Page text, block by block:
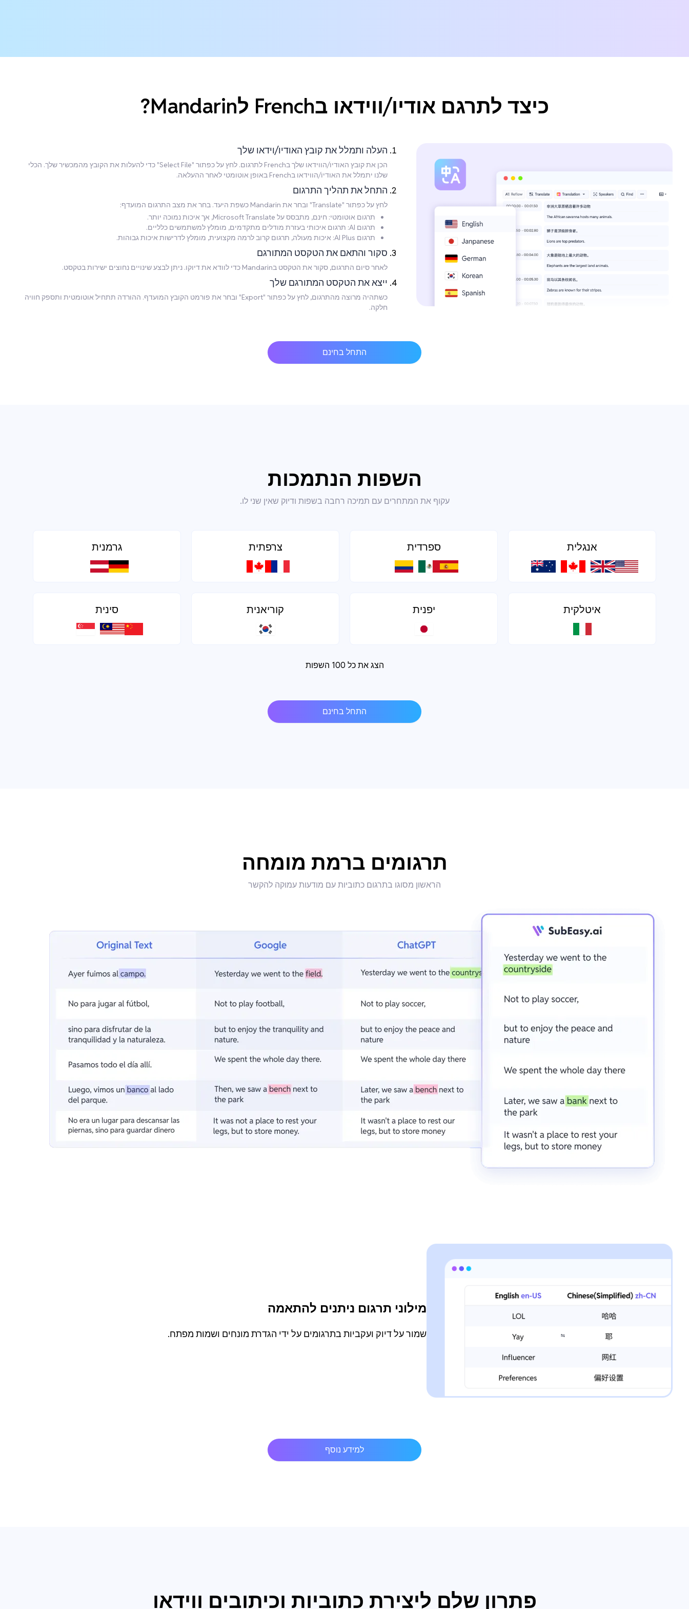
כיצד לתרגם אודיו/ווידאו בFrench לMandarin?
העלה ותמלל את קובץ האודיו/וידאו שלך
הכן את קובץ האודיו/הווידאו שלך בFrench לתרגום. לחץ על כפתור "Select File" כדי להעלות את הקובץ מהמכשיר שלך. הכלי
שלנו יתמלל את האודיו/הווידאו בFrench באופן אוטומטי לאחר ההעלאה.
התחל את תהליך התרגום
לחץ על כפתור "Translate" ובחר את Mandarin כשפת היעד. בחר את מצב התרגום המועדף:
תרגום אוטומטי: חינם, מתבסס על Microsoft Translate, אך איכות נמוכה יותר.
תרגום AI: תרגום איכותי בעזרת מודלים מתקדמים, מומלץ למשתמשים כלליים.
תרגום AI Plus: איכות מעולה, תרגום קרוב לרמה מקצועית, מומלץ לדרישות איכות גבוהות.
סקור והתאם את הטקסט המתורגם
לאחר סיום התרגום, סקור את הטקסט בMandarin כדי לוודא את דיוקו. ניתן לבצע שינויים נחוצים ישירות בטקסט.
ייצא את הטקסט המתורגם שלך
כשתהיה מרוצה מהתרגום, לחץ על כפתור "Export" ובחר את פורמט הקובץ המועדף. ההורדה תתחיל אוטומטית ותספק חוויה
חלקה.
התחל בחינם
השפות הנתמכות
עקוף את המתחרים עם תמיכה רחבה בשפות ודיוק שאין שני לו.
אנגלית ספרדית צרפתית גרמנית
איטלקית יפנית קוריאנית סינית
הצג את כל 100 השפות
התחל בחינם
תרגומים ברמת מומחה
הראשון מסוגו בתרגום כתוביות עם מודעות עמוקה להקשר
מילוני תרגום ניתנים להתאמה
שמור על דיוק ועקביות בתרגומים על ידי הגדרת מונחים ושמות מפתח.
למידע נוסף
פתרון שלם ליצירת כתוביות וכיתובים ווידאו